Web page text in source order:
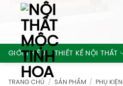
content
GIỚI THIỆU THIẾT KẾ NỘI THẤT
TRANG CHỦ / SẢN PHẨM / PHỤ KIỆN